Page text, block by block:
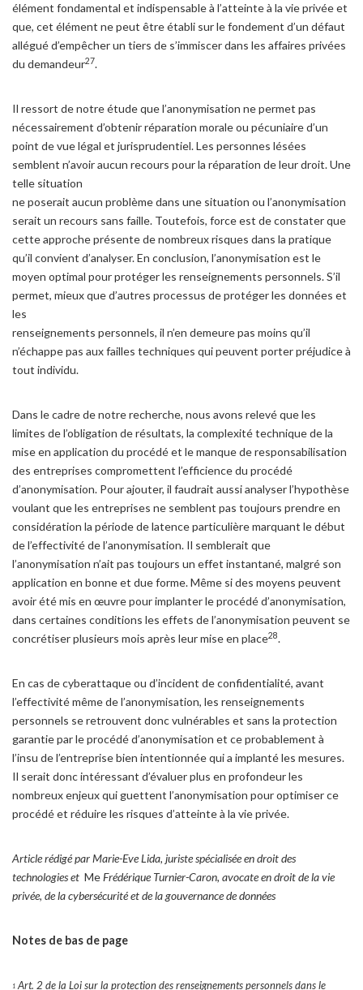
élément fondamental et indispensable à l’atteinte à la vie privée et
que, cet élément ne peut être établi sur le fondement d’un défaut
allégué d’empêcher un tiers de s’immiscer dans les affaires privées
du demandeur27.
Il ressort de notre étude que l’anonymisation ne permet pas
nécessairement d’obtenir réparation morale ou pécuniaire d’un
point de vue légal et jurisprudentiel. Les personnes lésées
semblent n’avoir aucun recours pour la réparation de leur droit. Une
telle situation
ne poserait aucun problème dans une situation ou l’anonymisation
serait un recours sans faille. Toutefois, force est de constater que
cette approche présente de nombreux risques dans la pratique
qu’il convient d’analyser. En conclusion, l’anonymisation est le
moyen optimal pour protéger les renseignements personnels. S’il
permet, mieux que d’autres processus de protéger les données et
les
renseignements personnels, il n’en demeure pas moins qu’il
n’échappe pas aux failles techniques qui peuvent porter préjudice à
tout individu.
Dans le cadre de notre recherche, nous avons relevé que les
limites de l’obligation de résultats, la complexité technique de la
mise en application du procédé et le manque de responsabilisation
des entreprises compromettent l’efficience du procédé
d’anonymisation. Pour ajouter, il faudrait aussi analyser l’hypothèse
voulant que les entreprises ne semblent pas toujours prendre en
considération la période de latence particulière marquant le début
de l’effectivité de l’anonymisation. Il semblerait que
l’anonymisation n’ait pas toujours un effet instantané, malgré son
application en bonne et due forme. Même si des moyens peuvent
avoir été mis en œuvre pour implanter le procédé d’anonymisation,
dans certaines conditions les effets de l’anonymisation peuvent se
concrétiser plusieurs mois après leur mise en place28.
En cas de cyberattaque ou d’incident de confidentialité, avant
l’effectivité même de l’anonymisation, les renseignements
personnels se retrouvent donc vulnérables et sans la protection
garantie par le procédé d’anonymisation et ce probablement à
l’insu de l’entreprise bien intentionnée qui a implanté les mesures.
Il serait donc intéressant d’évaluer plus en profondeur les
nombreux enjeux qui guettent l’anonymisation pour optimiser ce
procédé et réduire les risques d’atteinte à la vie privée.
Article rédigé par Marie-Eve Lida, juriste spécialisée en droit des
technologies et MeFrédérique Turnier-Caron, avocate en droit de la vie
privée, de la cybersécurité et de la gouvernance de données
Notes de bas de page
1 Art. 2 de la Loi sur la protection des renseignements personnels dans le